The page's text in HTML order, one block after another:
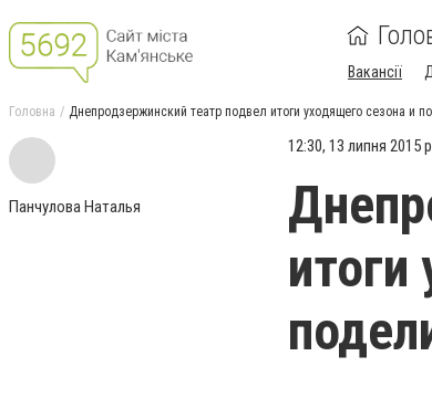
Вакансії
Головна Днепродзержинский театр подвел итоги уходящего сезона и
Панчулова Наталья
12:30, 13 липня 2015
итоги